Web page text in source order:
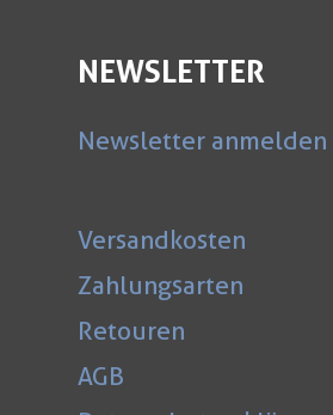
NEWSLETTER
Newsletter anmelden
Versandkosten
Zahlungsarten
Retouren
AGB